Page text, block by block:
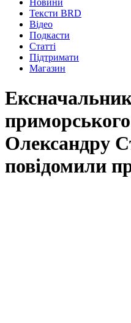
Новини
Тексти BRD
Відео
Подкасти
Статті
Підтримати
Магазин
Олександру
повідомили